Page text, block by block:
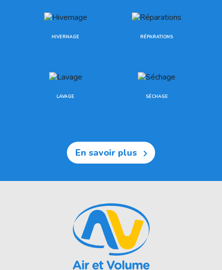
HIVERNAGE RÉPARATIONS
LAVAGE SÉCHAGE
En savoir plus 